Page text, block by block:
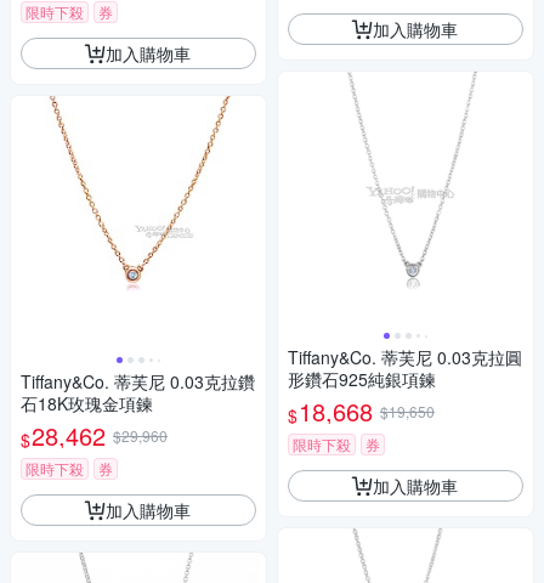
限時下殺
券
加入購物車
Tiffany&Co. 蒂芙尼 0.03克拉鑽
石18K玫瑰金項鍊
$28,462 $29,960
限時下殺
券
加入購物車
加入購物車
Tiffany&Co. 蒂芙尼 0.03克拉圓
形鑽石925純銀項鍊
$18,668 $19,650
限時下殺
券
加入購物車